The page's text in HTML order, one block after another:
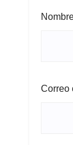
Correo